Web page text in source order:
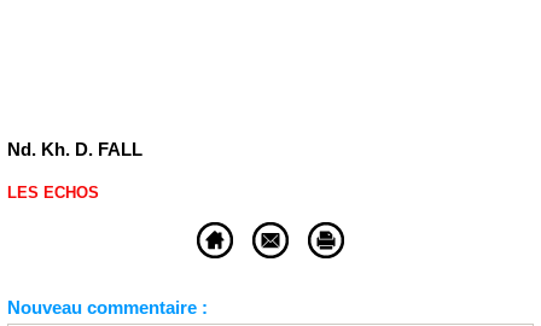
Nd. Kh. D. FALL
LES ECHOS
Nouveau commentaire :